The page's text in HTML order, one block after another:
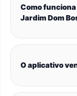
Como
Jardim Dom
O aplicativo